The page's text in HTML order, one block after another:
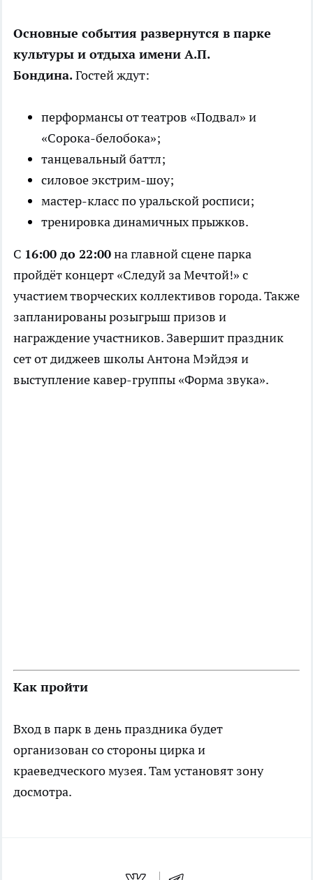
Основные события развернутся в парке
культуры и отдыха имени А.П.
Бондина.Гостей ждут:
перформансы от театров «Подвал» и
«Сорока-белобока»;
танцевальный баттл;
силовое экстрим-шоу;
мастер-класс по уральской росписи;
тренировка динамичных прыжков.
С 16:00 до 22:00на главной сцене парка
пройдёт концерт «Следуй за Мечтой!» с
участием творческих коллективов города. Также
запланированы розыгрыш призов и
награждение участников. Завершит праздник
сет от диджеев школы Антона Мэйдэя и
выступление кавер-группы «Форма звука».
Как пройти
Вход в парк в день праздника будет
организован со стороны цирка и
краеведческого музея. Там установят зону
досмотра.